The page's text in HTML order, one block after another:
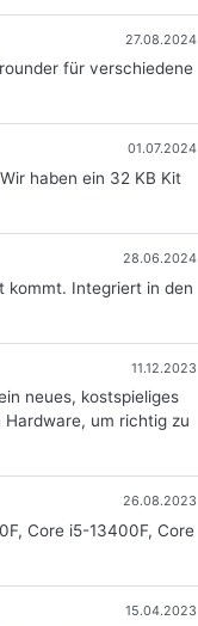
27.08.2024
für verschiedene
01.07.2024
haben ein 32 KB Kit
28.06.2024
kommt. Integriert in den
11.12.2023
neues, kostspieliges
um richtig zu
26.08.2023
Core i5-13400F, Core
15.04.2023